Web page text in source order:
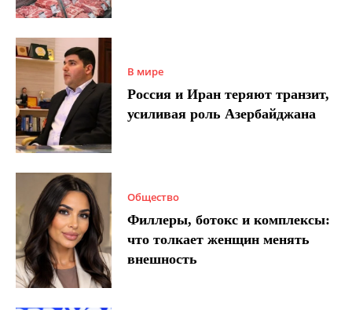
В мире
Россия и Иран теряют транзит,
усиливая роль Азербайджана
Общество
Филлеры, ботокс и комплексы:
что толкает женщин менять
внешность